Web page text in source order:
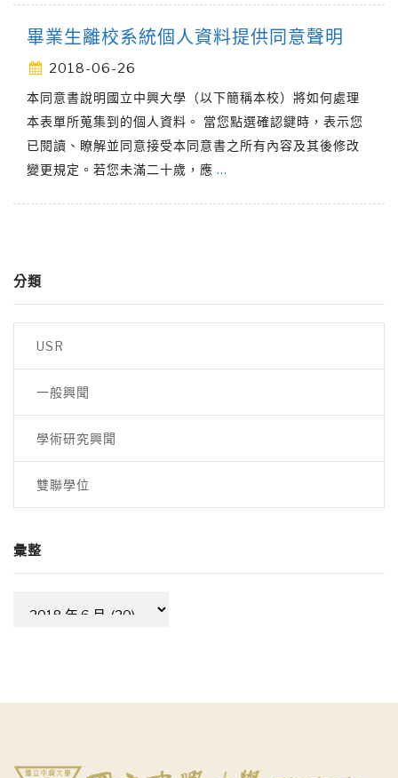
畢業生離校系統個人資料提供同意聲明
2018-06-26
本同意書說明國立中興大學（以下簡稱本校）將如何處理
本表單所蒐集到的個人資料。 當您點選確認鍵時，表示您
已閱讀、瞭解並同意接受本同意書之所有內容及其後修改
變更規定。若您未滿二十歲，應 …
分類
USR
一般興聞
學術研究興聞
雙聯學位
彙整